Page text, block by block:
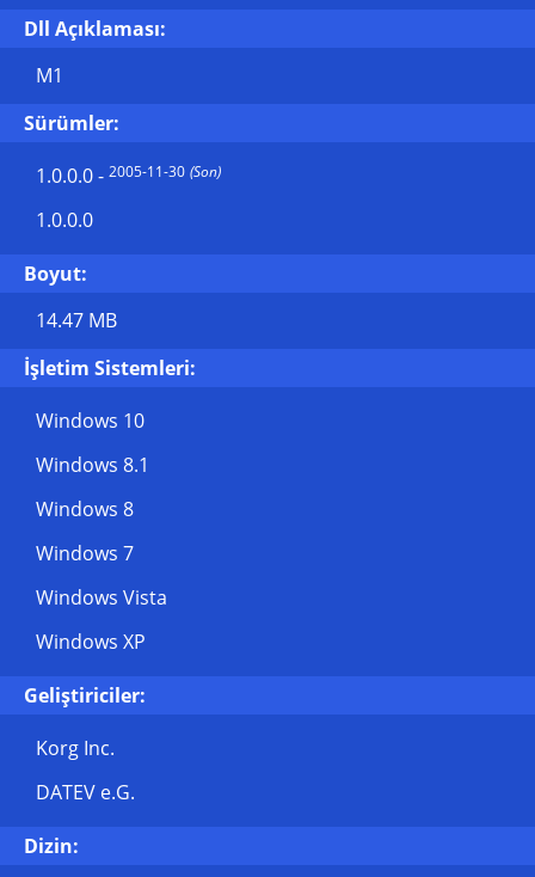
Dll Açıklaması:
M1
Sürümler:
1.0.0.0- 2005-11-30 (Son)
1.0.0.0
Boyut:
14.47 MB
İşletim Sistemleri:
Windows 10
Windows 8.1
Windows 8
Windows 7
Windows Vista
Windows XP
Geliştiriciler:
Korg Inc.
DATEV e.G.
Dizin: